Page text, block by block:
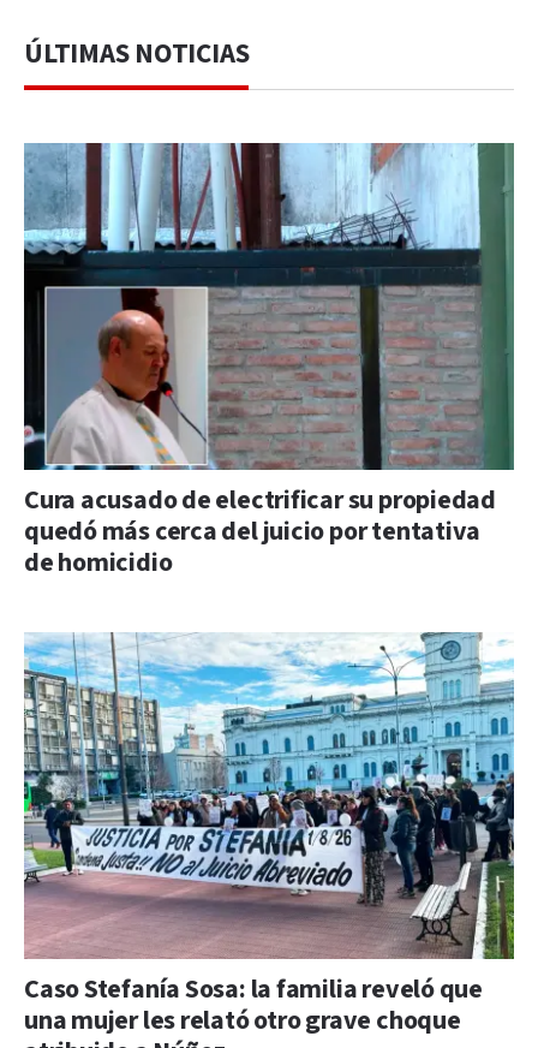
ÚLTIMAS NOTICIAS
Cura acusado de electrificar su propiedad
quedó más cerca del juicio por tentativa
de homicidio
Caso Stefanía Sosa: la familia reveló que
una mujer les relató otro grave choque